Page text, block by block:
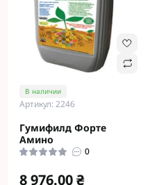
В наличии
Артикул: 2246
Гумифилд Форте
Амино
0
8 976.00 ₴